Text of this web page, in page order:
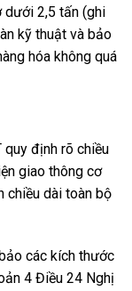
dưới 2,5 tấn (ghi
kỹ thuật và bảo
hóa không quá
định rõ chiều
giao thông cơ
chiều dài toàn bộ
các kích thước
4 Điều 24 Nghị